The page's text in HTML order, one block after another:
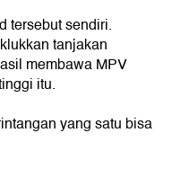
tersebut sendiri.
tanjakan
membawa MPV
itu.
yang satu bisa